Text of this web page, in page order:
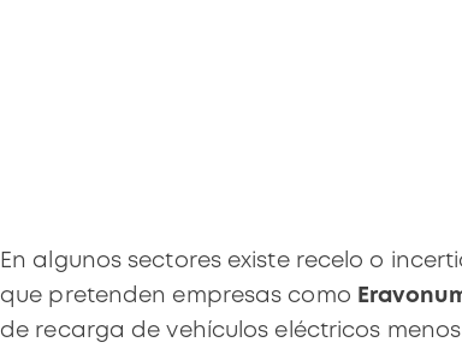
En algunos sectores existe recelo o
que pretenden empresas como
de recarga de vehículos eléctricos